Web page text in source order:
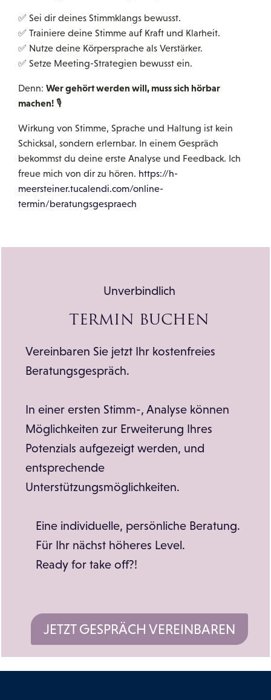
✅ Sei dir deines Stimmklangs bewusst.
✅ Trainiere deine Stimme auf Kraft und Klarheit.
✅ Nutze deine Körpersprache als Verstärker.
✅ Setze Meeting-Strategien bewusst ein.
Denn: Wer gehört werden will, muss sich hörbar
machen! 🎙️
Wirkung von Stimme, Sprache und Haltung ist kein
Schicksal, sondern erlernbar. In einem Gespräch
bekommst du deine erste Analyse und Feedback. Ich
freue mich von dir zu hören. https://h-
meersteiner.tucalendi.com/online-
termin/beratungsgespraech
Unverbindlich
TERMIN BUCHEN
Vereinbaren Sie jetzt Ihr kostenfreies
Beratungsgespräch.
In einer ersten Stimm-, Analyse können
Möglichkeiten zur Erweiterung Ihres
Potenzials aufgezeigt werden, und
entsprechende
Unterstützungsmöglichkeiten.
Eine individuelle, persönliche Beratung.
Für Ihr nächst höheres Level.
Ready for take off?!
JETZT GESPRÄCH VEREINBAREN